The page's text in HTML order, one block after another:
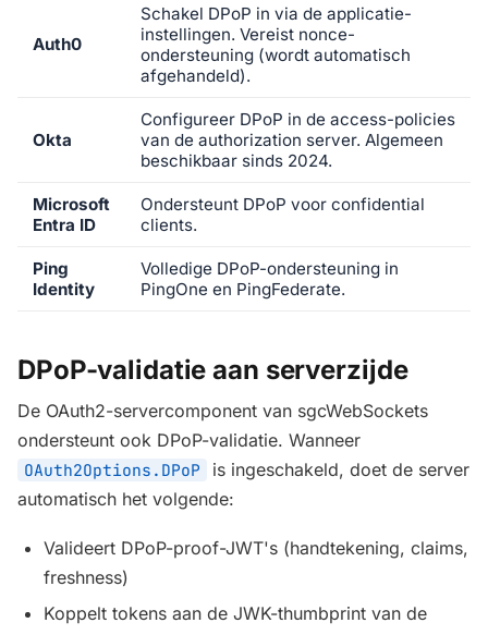
Auth0
Schakel DPoP in via de applicatie-
instellingen. Vereist nonce-
ondersteuning (wordt automatisch
afgehandeld).
Okta
Configureer DPoP in de access-policies
van de authorization server. Algemeen
beschikbaar sinds 2024.
Microsoft
Entra ID
Ondersteunt DPoP voor confidential
clients.
Ping
Identity
Volledige DPoP-ondersteuning in
PingOne en PingFederate.
DPoP-validatie aan serverzijde
De OAuth2-servercomponent van sgcWebSockets
ondersteunt ook DPoP-validatie. Wanneer
OAuth2Options.DPoP
is ingeschakeld, doet de server
automatisch het volgende:
Valideert DPoP-proof-JWT's (handtekening, claims,
freshness)
Koppelt tokens aan de JWK-thumbprint van de